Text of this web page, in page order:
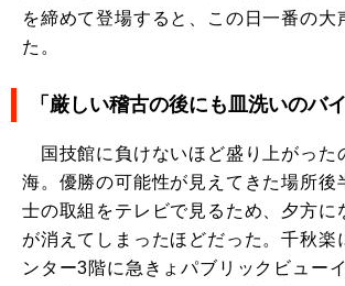
を締めて登場すると、この日一番の大
た。
「厳しい稽古の後にも皿洗いのバイ
国技館に負けないほど盛り上がった
海。優勝の可能性が見えてきた場所後
士の取組をテレビで見るため、夕方に
が消えてしまったほどだった。千秋楽
ンター3階に急きょパブリックビュー